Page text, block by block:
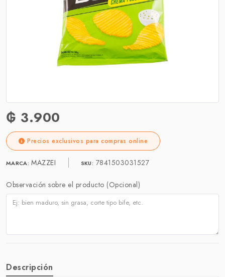
₲ 3.900
Precios exclusivos para compras online
MARCA: MAZZEI SKU: 7841503031527
Observación sobre el producto (Opcional)
Descripción